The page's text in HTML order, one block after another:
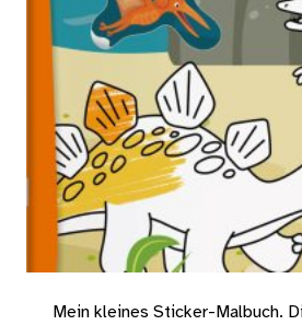
Mein kleines Sticker-Malbuch.